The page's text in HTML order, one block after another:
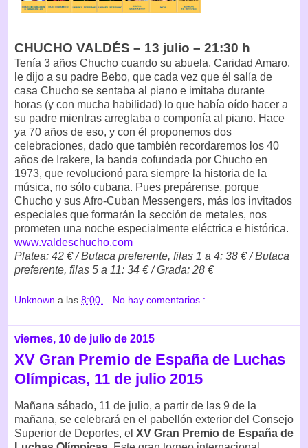
CHUCHO VALDÉS – 13 julio – 21:30 h
Tenía 3 años Chucho cuando su abuela, Caridad Amaro,
le dijo a su padre Bebo, que cada vez que él salía de
casa Chucho se sentaba al piano e imitaba durante
horas (y con mucha habilidad) lo que había oído hacer a
su padre mientras arreglaba o componía al piano. Hace
ya 70 años de eso, y con él proponemos dos
celebraciones, dado que también recordaremos los 40
años de Irakere, la banda cofundada por Chucho en
1973, que revolucionó para siempre la historia de la
música, no sólo cubana. Pues prepárense, porque
Chucho y sus Afro-Cuban Messengers, más los invitados
especiales que formarán la sección de metales, nos
prometen una noche especialmente eléctrica e histórica.
www.valdeschucho.com
Platea: 42 € / Butaca preferente, filas 1 a 4: 38 € / Butaca
preferente, filas 5 a 11: 34 € / Grada: 28 €
Unknown a las 8:00 No hay comentarios :
viernes, 10 de julio de 2015
XV Gran Premio de España de Luchas
Olímpicas, 11 de julio 2015
Mañana sábado, 11 de julio, a partir de las 9 de la
mañana, se celebrará en el pabellón exterior del Consejo
Superior de Deportes, el XV Gran Premio de España de